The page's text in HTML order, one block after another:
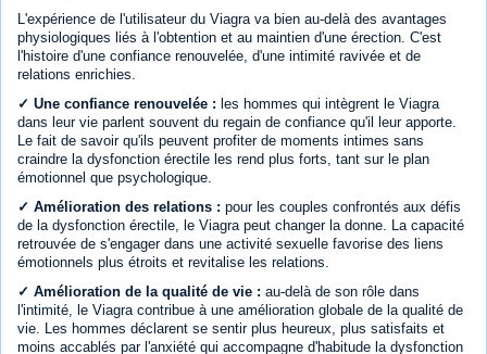
L'expérience de l'utilisateur du Viagra va bien au-delà des avantages
physiologiques liés à l'obtention et au maintien d'une érection. C'est
l'histoire d'une confiance renouvelée, d'une intimité ravivée et de
relations enrichies.
✓ Une confiance renouvelée : les hommes qui intègrent le Viagra
dans leur vie parlent souvent du regain de confiance qu'il leur apporte.
Le fait de savoir qu'ils peuvent profiter de moments intimes sans
craindre la dysfonction érectile les rend plus forts, tant sur le plan
émotionnel que psychologique.
✓ Amélioration des relations : pour les couples confrontés aux défis
de la dysfonction érectile, le Viagra peut changer la donne. La capacité
retrouvée de s'engager dans une activité sexuelle favorise des liens
émotionnels plus étroits et revitalise les relations.
✓ Amélioration de la qualité de vie : au-delà de son rôle dans
l'intimité, le Viagra contribue à une amélioration globale de la qualité de
vie. Les hommes déclarent se sentir plus heureux, plus satisfaits et
moins accablés par l'anxiété qui accompagne d'habitude la dysfonction